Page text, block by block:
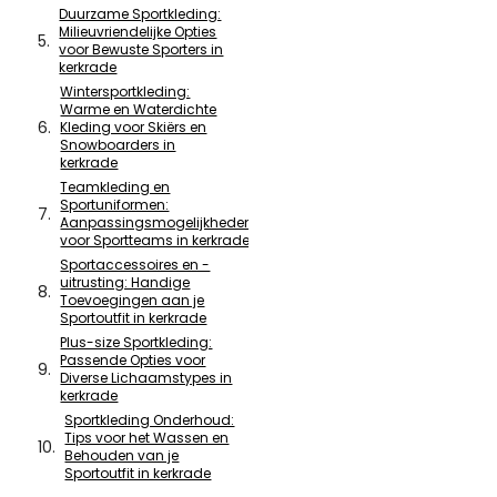
Duurzame Sportkleding:
Milieuvriendelijke Opties
voor Bewuste Sporters in
kerkrade
Wintersportkleding:
Warme en Waterdichte
Kleding voor Skiërs en
Snowboarders in
kerkrade
Teamkleding en
Sportuniformen:
Aanpassingsmogelijkheden
voor Sportteams in kerkrade
Sportaccessoires en -
uitrusting: Handige
Toevoegingen aan je
Sportoutfit in kerkrade
Plus-size Sportkleding:
Passende Opties voor
Diverse Lichaamstypes in
kerkrade
Sportkleding Onderhoud:
Tips voor het Wassen en
Behouden van je
Sportoutfit in kerkrade